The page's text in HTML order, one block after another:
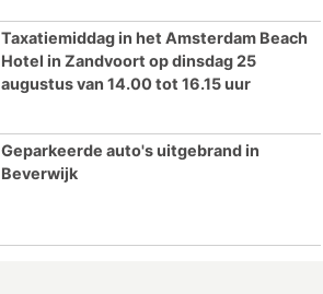
Taxatiemiddag in het Amsterdam Beach
Hotel in Zandvoort op dinsdag 25
augustus van 14.00 tot 16.15 uur
Geparkeerde auto's uitgebrand in
Beverwijk